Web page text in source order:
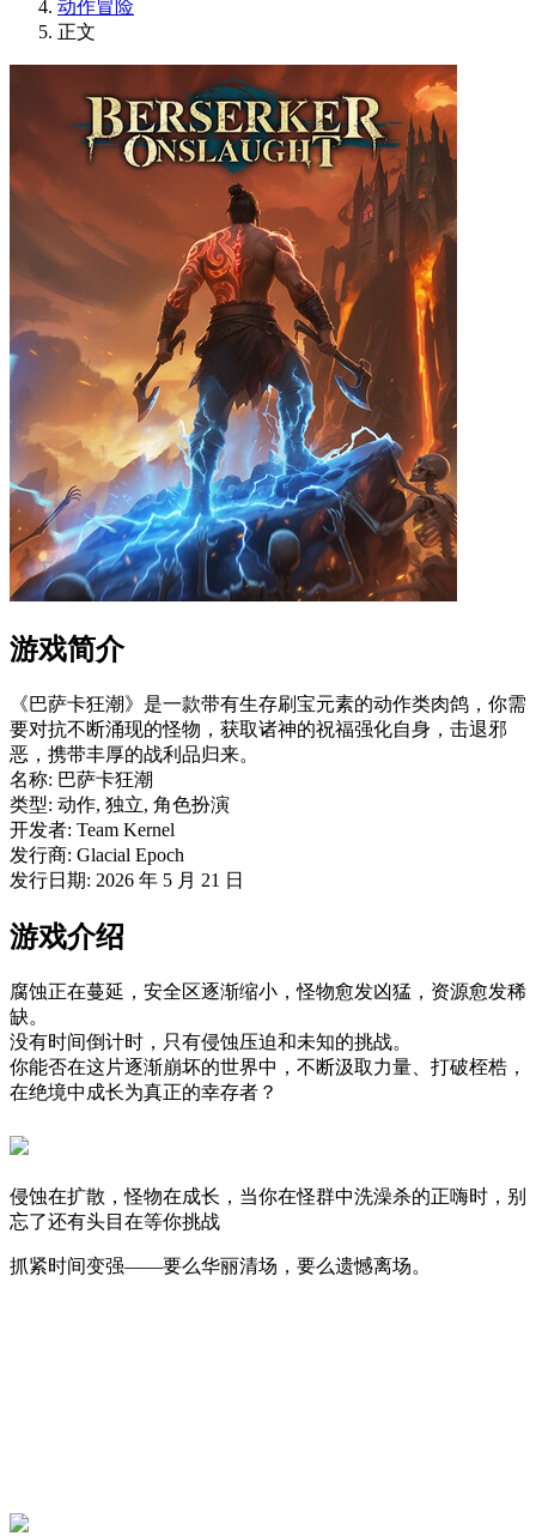
动作冒险
正文
游戏简介
《巴萨卡狂潮》是一款带有生存刷宝元素的动作类肉鸽，你需
要对抗不断涌现的怪物，获取诸神的祝福强化自身，击退邪
恶，携带丰厚的战利品归来。
名称: 巴萨卡狂潮
类型: 动作, 独立, 角色扮演
开发者: Team Kernel
发行商: Glacial Epoch
发行日期: 2026 年 5 月 21 日
游戏介绍
腐蚀正在蔓延，安全区逐渐缩小，怪物愈发凶猛，资源愈发稀
缺。
没有时间倒计时，只有侵蚀压迫和未知的挑战。
你能否在这片逐渐崩坏的世界中，不断汲取力量、打破桎梏，
在绝境中成长为真正的幸存者？
侵蚀在扩散，怪物在成长，当你在怪群中洗澡杀的正嗨时，别
忘了还有头目在等你挑战
抓紧时间变强——要么华丽清场，要么遗憾离场。